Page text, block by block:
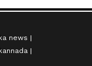
news